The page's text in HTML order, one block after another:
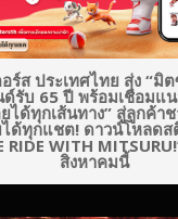
ร์ส ประเทศไทย ส่ง “มิ
รับ 65 ปี พร้อมเชื่อมแน
ยได้ทุกเส้นทาง” สู่ลูกค้า
ได้ทุกแชต! ดาวน์โหลดส
RIDE WITH
สิงหาคมนี้